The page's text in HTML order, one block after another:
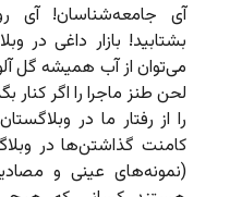
آی جامعه‌شناسان! آی
بشتابید! بازار داغی در
می‌توان از آب همیشه گل
لحن طنز ماجرا را اگر کنار
را از رفتار ما در
کامنت گذاشتن‌ها در
(نمونه‌های عینی و